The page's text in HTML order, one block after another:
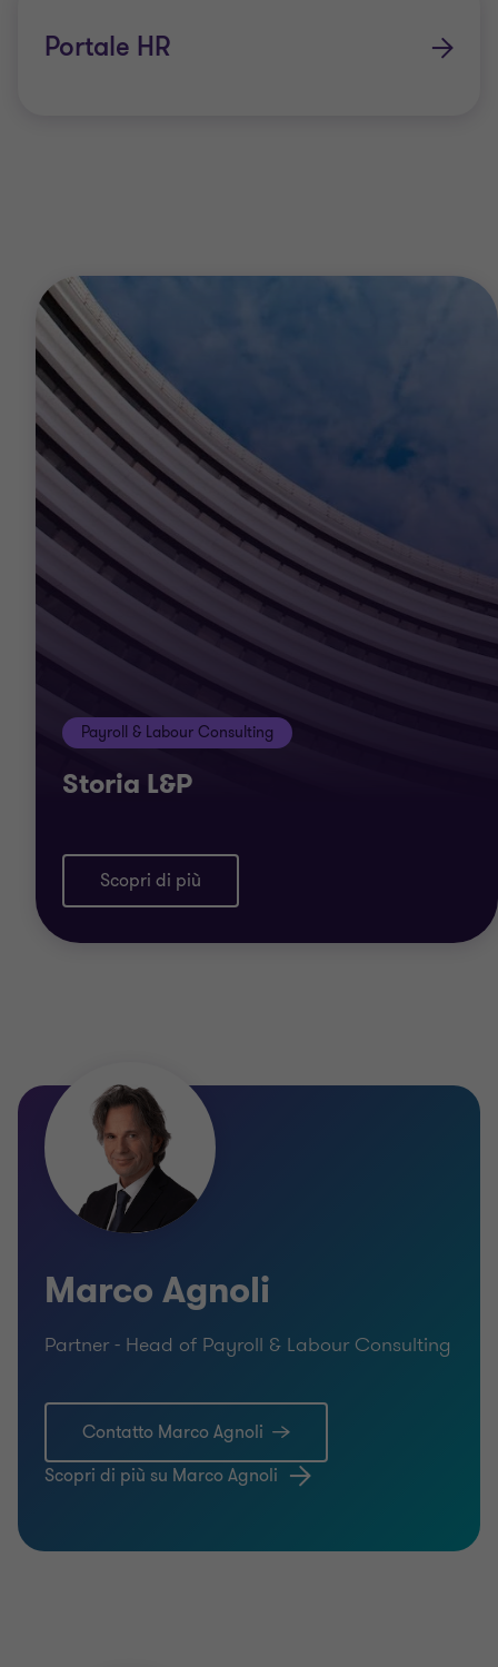
Portale HR
Payroll & Labour Consulting
Storia L&P
Scopri di più
Marco Agnoli
Partner - Head of Payroll & Labour Consulting
Contatto Marco Agnoli
Scopri di più su Marco Agnoli